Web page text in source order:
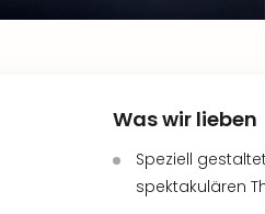
Was wir lieben
Speziell
spektakulären